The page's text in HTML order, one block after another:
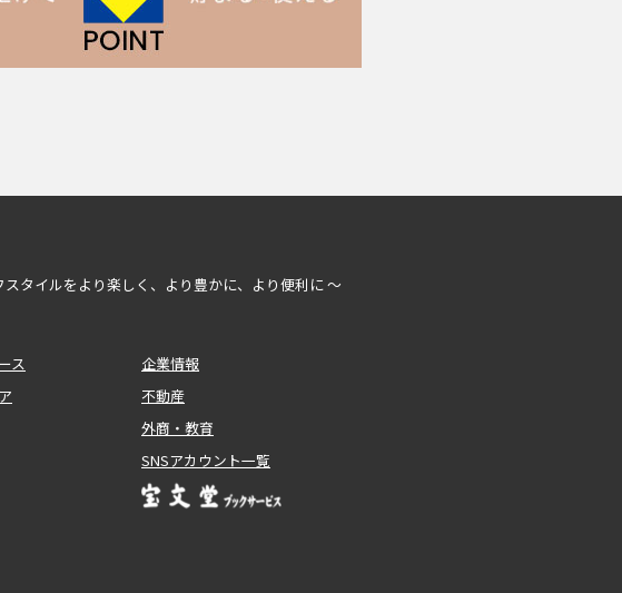
タイルをより楽しく、より豊かに、より便利に ～
ス
企業情報
不動産
外商・教育
SNSアカウント一覧